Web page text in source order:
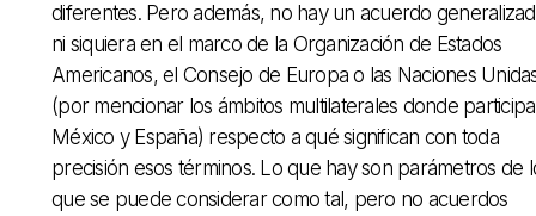
diferentes. Pero además, no hay un acuerdo
ni siquiera en el marco de la Organización de Estados
Americanos, el Consejo de Europa o las Naciones
(por mencionar los ámbitos multilaterales donde
México y España) respecto a qué significan con toda
precisión esos términos. Lo que hay son parámetros de
que se puede considerar como tal, pero no acuerdos